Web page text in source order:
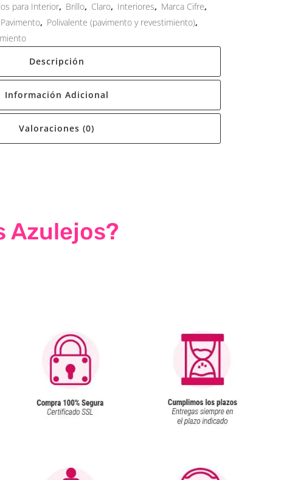
para Interior, Brillo, Claro, Interiores, Marca Cifre,
Pavimento, Polivalente (pavimento y revestimiento),
Descripción
Información Adicional
Valoraciones (0)
Azulejos?